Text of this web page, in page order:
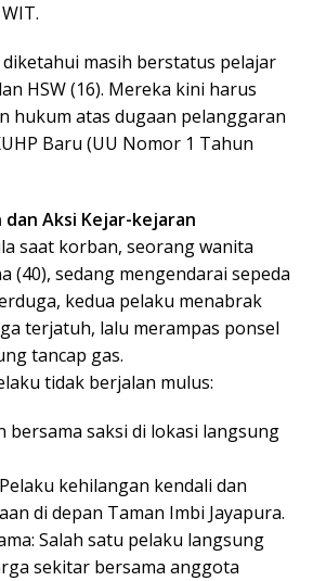
masih berstatus pelajar
HSW (16). Mereka kini harus
hukum atas dugaan pelanggaran
Baru (UU Nomor 1 Tahun
Aksi Kejar-kejaran
saat korban, seorang wanita
(40), sedang mengendarai sepeda
kedua pelaku menabrak
terjatuh, lalu merampas ponsel
tancap gas.
tidak berjalan mulus:
bersama saksi di lokasi langsung
kehilangan kendali dan
di depan Taman Imbi Jayapura.
Salah satu pelaku langsung
sekitar bersama anggota